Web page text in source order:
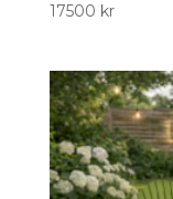
17500 kr